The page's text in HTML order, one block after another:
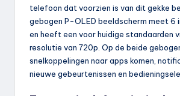
telefoon dat voorzien is van dit gekke
gebogen P-OLED beeldscherm meet 6
en heeft een voor huidige standaarden
resolutie van 720p. Op de beide
snelkoppelingen naar apps komen,
nieuwe gebeurtenissen en